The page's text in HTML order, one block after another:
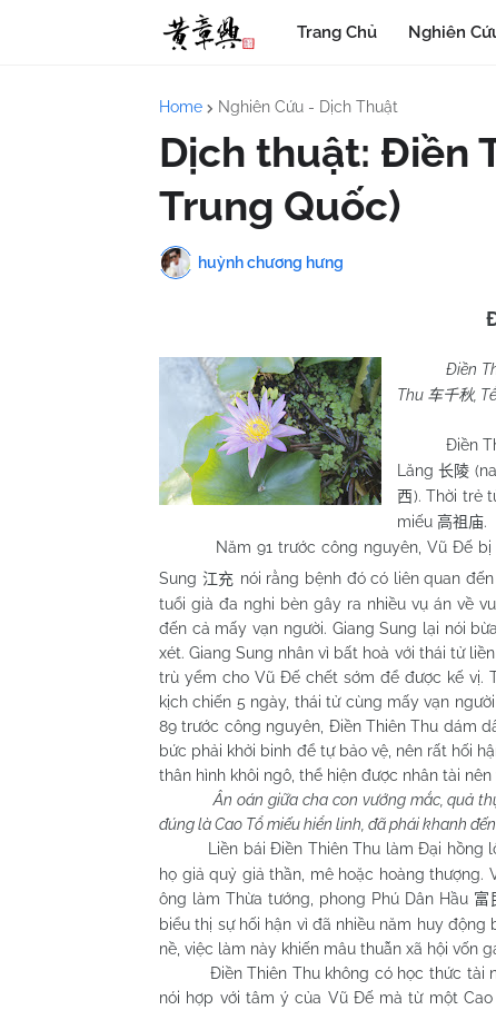
Trang Chủ Nghiên
Home Nghiên Cứu - Dịch Thuật
Dịch thuật: Điền
Trung Quốc)
huỳnh chương hưng
Điền
Thu 车千秋,
Điền
Lăng长陵
西). Thời trẻ
miếu 高祖庙.
Năm 91 trước công nguyên, Vũ Đế bị
Sung 江充 nói rằng bệnh đó có liên quan
tuổi già đa nghi bèn gây ra nhiều vụ án về
đến cả mấy vạn người. Giang Sung lại nói
xét. Giang Sung nhân vì bất hoà với thái tử
trù yểm cho Vũ Đế chết sớm để được kế vị.
kịch chiến 5 ngày, thái tử cùng mấy vạn
89 trước công nguyên, Điền Thiên Thu dám
bức phải khởi binh để tự bảo vệ, nên rất hối
thân hình khôi ngô, thể hiện được nhân tài
Ân oán giữa cha con vướng mắc, quả
đúng là Cao Tổ miếu hiển linh, đã phái khanh
Liền bái Điền Thiên Thu làm Đại hồng
họ giả quỷ giả thần, mê hoặc hoàng
ông làm Thừa tướng, phong Phú Dân Hầu 富
biểu thị sự hối hận vì đã nhiều năm huy
nề, việc làm này khiến mâu thuẫn xã hội vốn
Điền Thiên Thu không có học thức tài
nói hợp với tâm ý của Vũ Đế mà từ một